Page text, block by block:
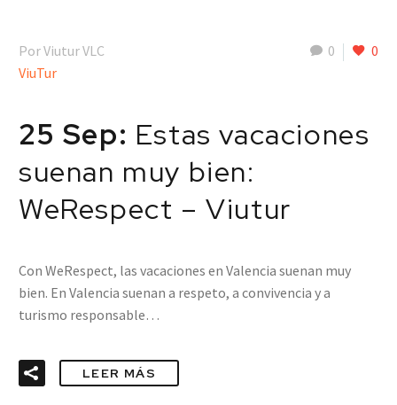
0 0
Por Viutur VLC
ViuTur
25 Sep: Estas vacaciones
suenan muy bien:
WeRespect – Viutur
Con WeRespect, las vacaciones en Valencia suenan muy
bien. En Valencia suenan a respeto, a convivencia y a
turismo responsable…
LEER MÁS